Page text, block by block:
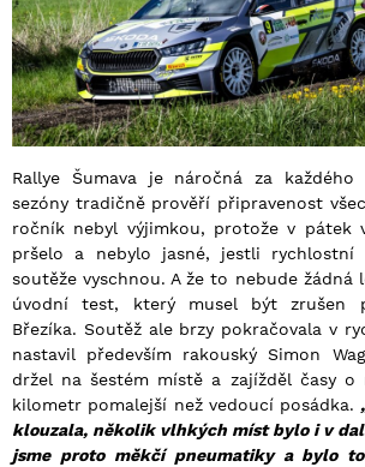
Rallye Šumava je náročná za
sezóny tradičně prověří připravenost
ročník nebyl výjimkou, protože v pátek
pršelo a nebylo jasné, jestli rychlostní
soutěže vyschnou. A že to nebude žádná
úvodní test, který musel být zrušen
Březíka. Soutěž ale brzy pokračovala v
nastavil především rakouský Simon
držel na šestém místě a zajížděl časy o
kilometr pomalejší než vedoucí posádka.
klouzala, několik vlhkých míst bylo i v
jsme proto měkčí pneumatiky a bylo